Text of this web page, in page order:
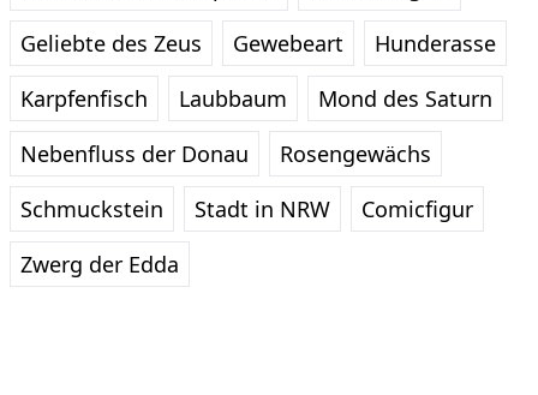
Geliebte des Zeus
Gewebeart
Hunderasse
Karpfenfisch
Laubbaum
Mond des Saturn
Nebenfluss der Donau
Rosengewächs
Schmuckstein
Stadt in NRW
Comicfigur
Zwerg der Edda